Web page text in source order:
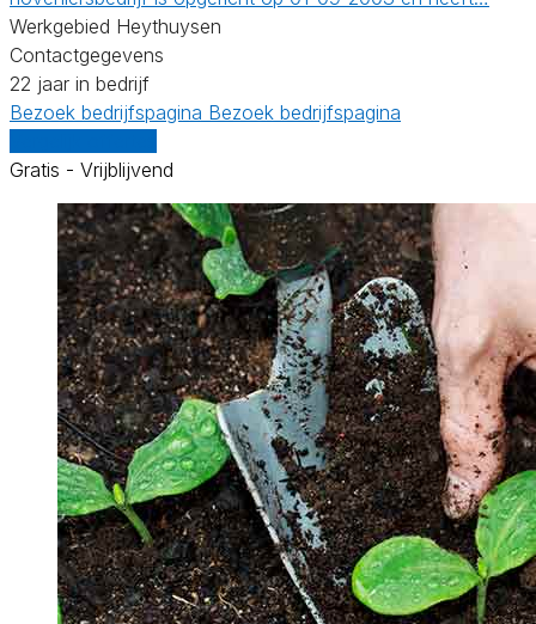
Werkgebied Heythuysen
Contactgegevens
22 jaar in bedrijf
Bezoek bedrijfspagina Bezoek bedrijfspagina
Gratis - Vrijblijvend